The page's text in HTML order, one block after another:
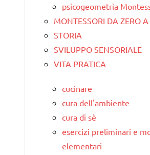
psicogeometria
MONTESSORI DA ZERO
STORIA
SVILUPPO SENSORIALE
VITA PRATICA
cucinare
cura dell'ambiente
cura di sè
esercizi preliminari e
elementari